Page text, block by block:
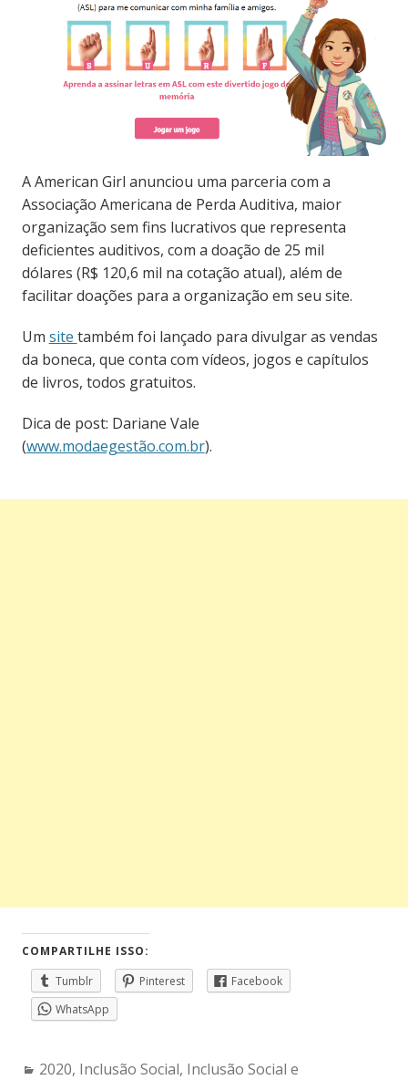
A American Girl anunciou uma parceria com a
Associação Americana de Perda Auditiva, maior
organização sem fins lucrativos que representa
deficientes auditivos, com a doação de 25 mil
dólares (R$ 120,6 mil na cotação atual), além de
facilitar doações para a organização em seu site.
Um site também foi lançado para divulgar as vendas
da boneca, que conta com vídeos, jogos e capítulos
de livros, todos gratuitos.
Dica de post: Dariane Vale
(www.modaegestão.com.br).
COMPARTILHE ISSO:
Tumblr
Pinterest
Facebook
WhatsApp
Categories:
2020, Inclusão Social, Inclusão Social e